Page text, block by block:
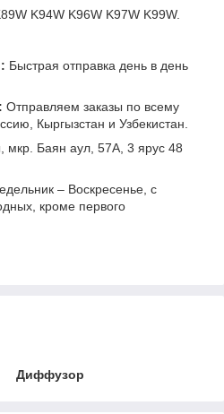
K94W K96W K97W K99W.
Быстрая отправка день в день
Отправляем заказы по всему
Кыргызстан и Узбекистан.
мкр. Баян аул, 57А, 3 ярус 48
– Воскресенье, с
кроме первого
Диффузор